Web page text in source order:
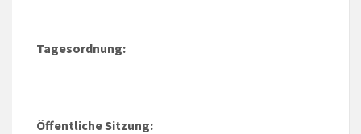
Tagesordnung:
Öffentliche Sitzung: